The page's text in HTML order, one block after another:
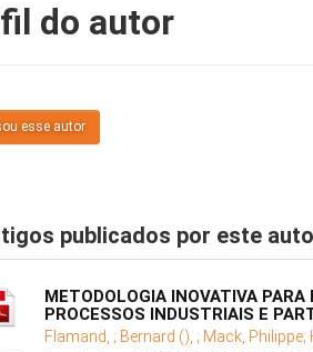
do autor
esse autor
publicados por este
METODOLOGIA INOVATIVA PARA
PROCESSOS INDUSTRIAIS E
Flamand, ; Bernard (), ; Mack, Philippe;